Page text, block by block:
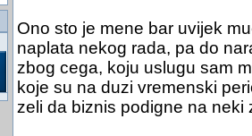
Ono sto je mene bar uvijek
naplata nekog rada, pa do
zbog cega, koju uslugu sam
koje su na duzi vremenski
zeli da biznis podigne na neki